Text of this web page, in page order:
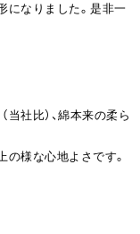
になりました。是非一
社比）、綿本来の柔ら
の様な心地よさです。